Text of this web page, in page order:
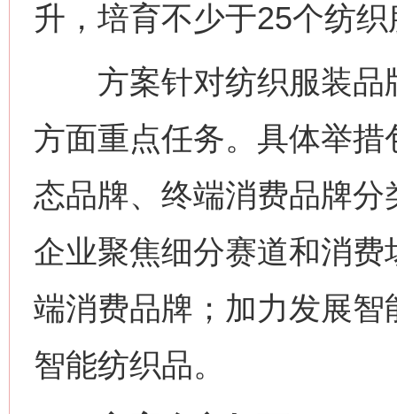
升，培育不少于25个纺
方案针对纺织服装品
方面重点任务。具体举
态品牌、终端消费品牌
企业聚焦细分赛道和消
端消费品牌；加力发展
智能纺织品。